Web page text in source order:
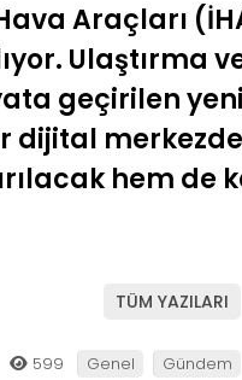
Araçları
Ulaştırma
geçirilen
hem de
TÜM YAZILARI
599 Genel Gündem